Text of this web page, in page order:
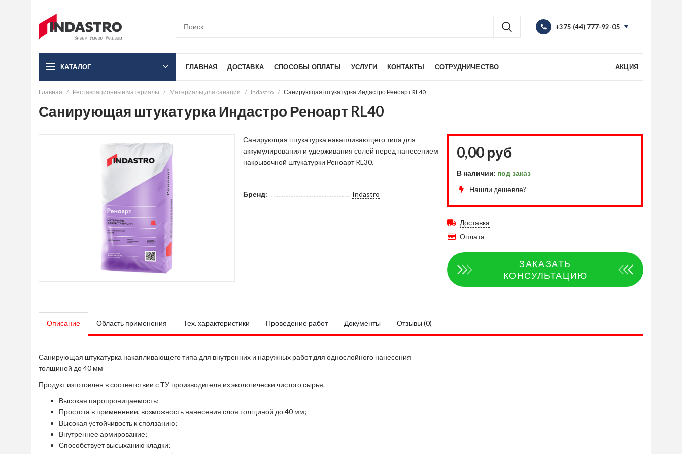
+375 (44) 777-92-05
КАТАЛОГ ГЛАВНАЯ ДОСТАВКА СПОСОБЫ ОПЛАТЫ УСЛУГИ КОНТАКТЫ СОТРУДНИЧЕСТВО АКЦИЯ
Главная Реставрационные материалы Материалы для санации Indastro Санирующая штукатурка Индастро Реноарт RL40
Санирующая штукатурка Индастро Реноарт RL40
Санирующая штукатурка накапливающего типа для
аккумулирования и удерживания солей перед нанесением
накрывочной штукатурки Реноарт RL30.
Бренд: Indastro
0,00 руб
В наличии: под заказ
Нашли дешевле?
Доставка
Оплата
ЗАКАЗАТЬ
КОНСУЛЬТАЦИЮ
Описание Область применения Тех. характеристики Проведение работ Документы Отзывы (0)
Санирующая штукатурка накапливающего типа для внутренних и наружных работ для однослойного нанесения
толщиной до 40 мм
Продукт изготовлен в соответствии с ТУ производителя из экологически чистого сырья.
Высокая паропроницаемость;
Простота в применении, возможность нанесения слоя толщиной до 40 мм;
Высокая устойчивость к сползанию;
Внутреннее армирование;
Способствует высыханию кладки;